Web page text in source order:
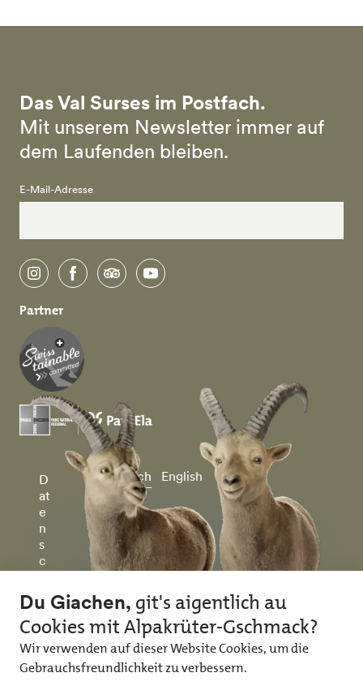
Das Val Surses im Postfach.
Mit unserem Newsletter immer auf
dem Laufenden bleiben.
E-Mail-Adresse
instagramfacebooktripadvisoryoutube
Partner
D
at
e
n
s
c
tz
&
m
p
Deutsch English